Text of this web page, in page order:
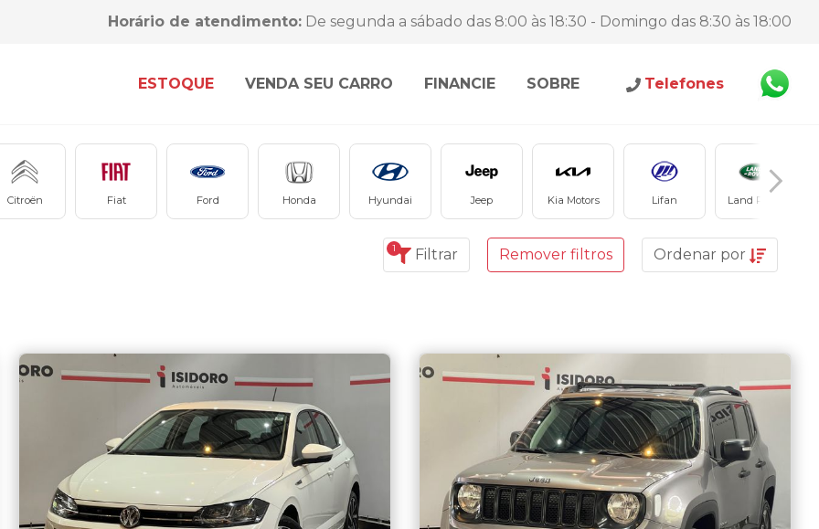
Horário de atendimento: De segunda a sábado das 8:00 às 18:30 - Domingo das 8:30 às 18:00
ESTOQUE VENDA SEU CARRO FINANCIE SOBRE Telefones
Citroën Fiat Ford Honda Hyundai Jeep Kia Motors Lifan Land Rover
Filtrar
1 Remover filtros Ordenar por